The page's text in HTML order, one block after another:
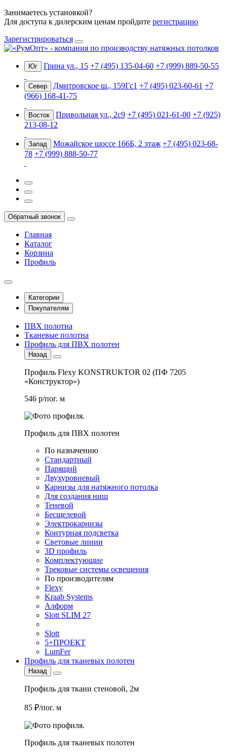
Занимаетесь установкой?
Для доступа к дилерским ценам пройдите регистрацию
Зарегистрироваться
Юг Грина ул., 15 +7 (495) 135-04-60 +7 (999) 889-50-55
Север Дмитровское ш., 159Гс1 +7 (495) 023-60-61 +7
(966) 168-41-75
Восток Привольная ул., 2с9 +7 (495) 021-61-00 +7 (925)
213-08-12
Запад Можайское шоссе 166Б, 2 этаж +7 (495) 023-68-
78 +7 (999) 888-50-77
Обратный звонок
Главная
Каталог
Корзина
Профиль
Категории
Покупателям
ПВХ полотна
Тканевые полотна
Профиль для ПВХ полотен
Назад
Профиль Flexy KONSTRUKTOR 02 (ПФ 7205
«Конструктор»)
546 р/пог. м
Профиль для ПВХ полотен
По назначению
Стандартный
Парящий
Двухуровневый
Карнизы для натяжного потолка
Для создания ниш
Теневой
Бесщелевой
Электрокарнизы
Контурная подсветка
Световые линии
3D профиль
Комплектующие
Трековые системы освещения
По производителям
Flexy
Kraab Systems
Алформ
Slott SLIM 27
Slott
5+ПРОЕКТ
LumFer
Профиль для тканевых полотен
Назад
Профиль для ткани стеновой, 2м
85 ₽/пог. м
Профиль для тканевых полотен